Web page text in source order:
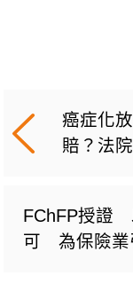
癌症化
賠？法
FChFP授證
可 為保險業